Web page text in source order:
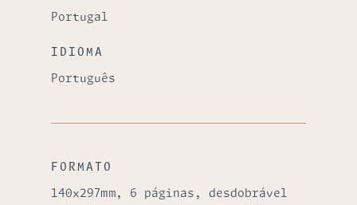
Portugal
IDIOMA
Português
FORMATO
140x297mm, 6 páginas, desdobrável